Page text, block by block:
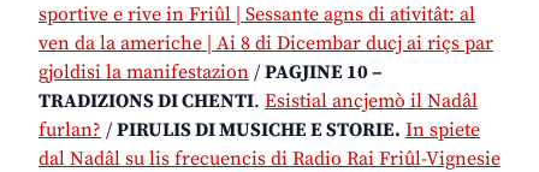
sportive e rive in Friûl | Sessante agns di ativitât: al
ven da la americhe | Ai 8 di Dicembar ducj ai riçs par
gjoldisi la manifestazion / PAGJINE 10 –
TRADIZIONS DI CHENTI. Esistial ancjemò il Nadâl
furlan? / PIRULIS DI MUSICHE E STORIE. In spiete
dal Nadâl su lis frecuencis di Radio Rai Friûl-Vignesie